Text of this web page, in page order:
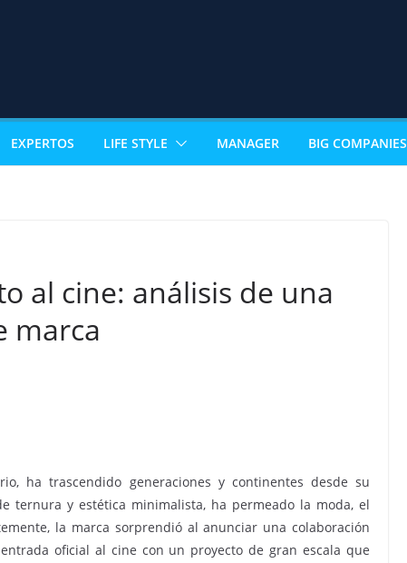
EXPERTOS LIFE STYLE MANAGER BIG COMPANIES
al cine: análisis de una
marca
ha trascendido generaciones y continentes desde su
ternura y estética minimalista, ha permeado la moda, el
la marca sorprendió al anunciar una colaboración
oficial al cine con un proyecto de gran escala que